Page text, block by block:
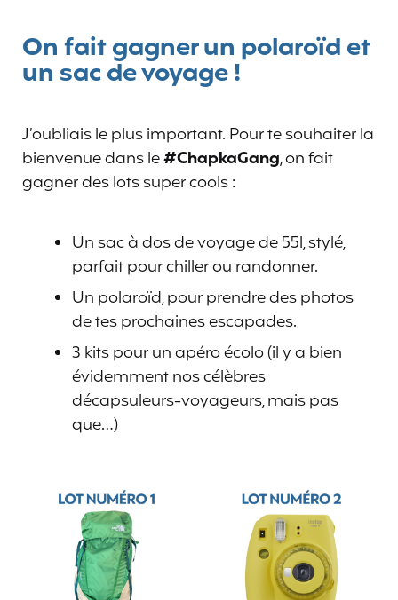
On fait gagner un polaroïd et
un sac de voyage !
J’oubliais le plus important. Pour te souhaiter la
bienvenue dans le#ChapkaGang, on fait
gagner des lots super cools :
Un sac à dos de voyage de 55l, stylé,
parfait pour chiller ou randonner.
Un polaroïd, pour prendre des photos
de tes prochaines escapades.
3 kits pour un apéro écolo (il y a bien
évidemment nos célèbres
décapsuleurs-voyageurs, mais pas
que…)